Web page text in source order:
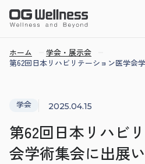
ホーム
学会・展示会
第62回日本リハビリテーション医学会
学会 2025.04.15
第62回日本リハビ
会学術集会に出展い